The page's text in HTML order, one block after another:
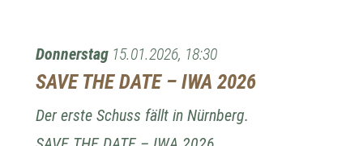
Donnerstag 15.01.2026, 18:30
SAVE THE DATE – IWA 2026
Der erste Schuss fällt in Nürnberg.